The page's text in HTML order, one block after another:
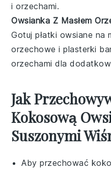
i orzechami.
Owsianka Z Masłem
Gotuj płatki owsiane na
orzechowe i plasterki
orzechami dla
Jak
Kokosową
Suszonymi
Aby przechować